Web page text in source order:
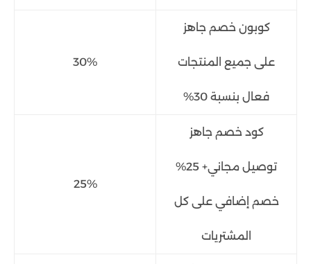
كوبون خصم جاهز
على جميع المنتجات
فعال بنسبة 30%
30%
كود خصم جاهز
توصيل مجاني+ 25%
خصم إضافي على كل
المشتريات
25%